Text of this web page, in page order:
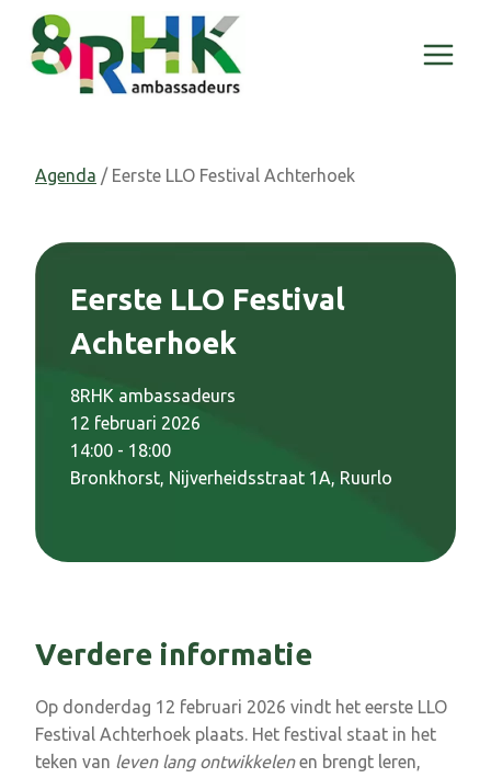
Doorgaan
naar
inhoud
Agenda / Eerste LLO Festival Achterhoek
Eerste LLO Festival
Achterhoek
8RHK ambassadeurs
12 februari 2026
14:00 - 18:00
Bronkhorst, Nijverheidsstraat 1A, Ruurlo
Verdere informatie
Op donderdag 12 februari 2026 vindt het eerste LLO
Festival Achterhoek plaats. Het festival staat in het
teken van leven lang ontwikkelenen brengt leren,